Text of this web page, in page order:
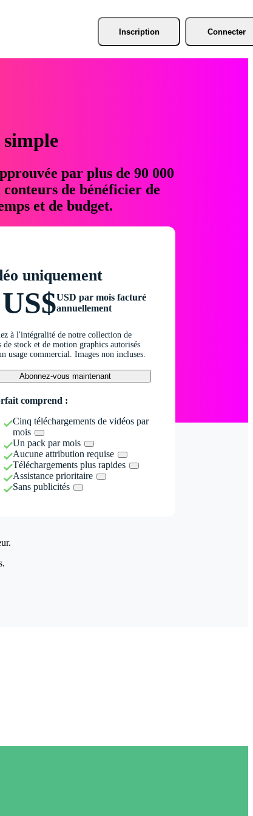
Inscription Connecter
par plus de 90 000
de bénéficier de
et de budget.
uniquement
USD par mois facturé
annuellement
à l'intégralité de notre collection de
de stock et de motion graphics autorisés
usage commercial. Images non incluses.
Abonnez-vous maintenant
comprend :
Cinq téléchargements de vidéos par
mois
Un pack par mois
Aucune attribution requise
Téléchargements plus rapides
Assistance prioritaire
Sans publicités